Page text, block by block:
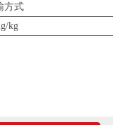
方式
kg